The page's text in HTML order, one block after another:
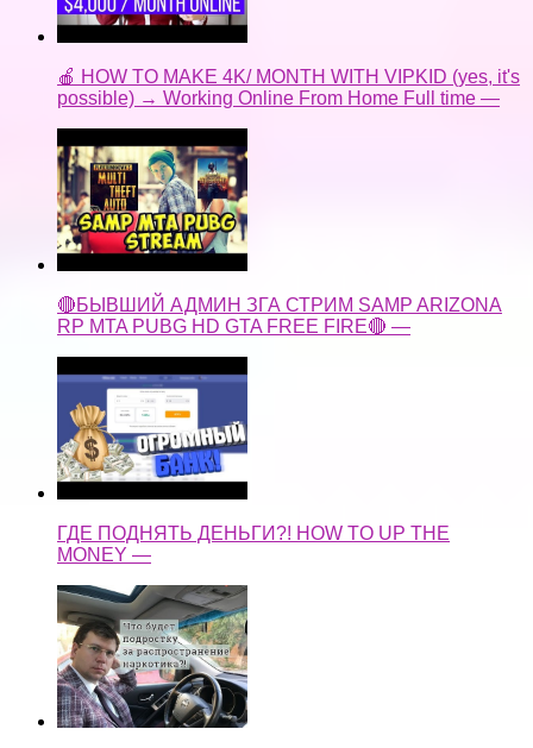
🍎 HOW TO MAKE 4K/ MONTH WITH VIPKID (yes, it's
possible) → Working Online From Home Full time —
🔴БЫВШИЙ АДМИН ЗГА СТРИМ SAMP ARIZONA
RP MTA PUBG HD GTA FREE FIRE🔴 —
ГДЕ ПОДНЯТЬ ДЕНЬГИ?! HOW TO UP THE
MONEY —